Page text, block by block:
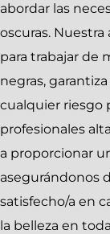
abordar las
oscuras.
para trabajar de
negras,
cualquier riesgo
profesionales
a proporcionar
asegurándonos
satisfecho/a en
la belleza en